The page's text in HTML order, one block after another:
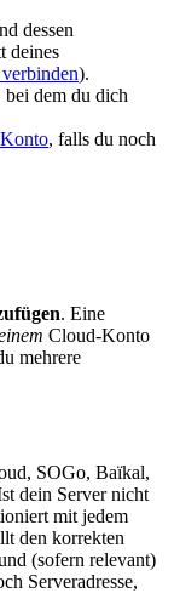
dessen
deines
).
dem du dich
, falls du noch
. Eine
Cloud-Konto
mehrere
SOGo, Baïkal,
dein Server nicht
mit jedem
den korrekten
(sofern relevant)
Serveradresse,